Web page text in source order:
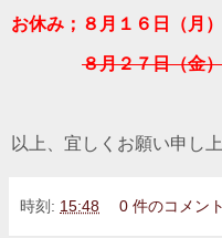
お休み；８月１６日（月
８月２７日（金）
以上、宜しくお願い申し上
時刻: 15:48 0 件のコメン